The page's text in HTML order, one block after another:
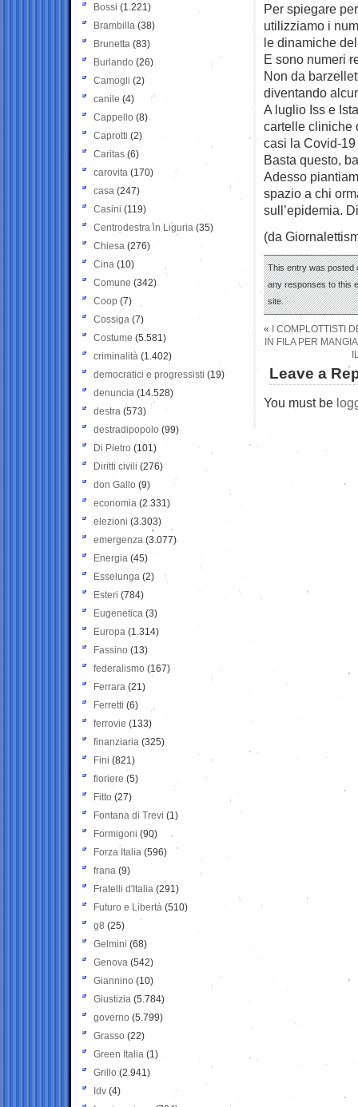
Per spiegare
utilizziamo i
le dinamiche
E sono numeri
Non da
diventando
A luglio Iss e
cartelle cliniche
casi la Covid-
Basta questo,
Adesso
spazio a chi
sull’epidemia.
(da
This entry was posted
any responses to this
site.
«
I COMPLOTTISTI
IN FILA PER
Leave a
You must be
Bossi (1.221)
Brambilla (38)
Brunetta (83)
Burlando (26)
Camogli (2)
canile (4)
Cappello (8)
Caprotti (2)
Caritas (6)
carovita (170)
casa (247)
Casini (119)
Centrodestra in Liguria (35)
Chiesa (276)
Cina (10)
Comune (342)
Coop (7)
Cossiga (7)
Costume (5.581)
criminalità (1.402)
democratici e progressisti (19)
denuncia (14.528)
destra (573)
destradipopolo (99)
Di Pietro (101)
Diritti civili (276)
don Gallo (9)
economia (2.331)
elezioni (3.303)
emergenza (3.077)
Energia (45)
Esselunga (2)
Esteri (784)
Eugenetica (3)
Europa (1.314)
Fassino (13)
federalismo (167)
Ferrara (21)
Ferretti (6)
ferrovie (133)
finanziaria (325)
Fini (821)
fioriere (5)
Fitto (27)
Fontana di Trevi (1)
Formigoni (90)
Forza Italia (596)
frana (9)
Fratelli d'Italia (291)
Futuro e Libertà (510)
g8 (25)
Gelmini (68)
Genova (542)
Giannino (10)
Giustizia (5.784)
governo (5.799)
Grasso (22)
Green Italia (1)
Grillo (2.941)
Idv (4)